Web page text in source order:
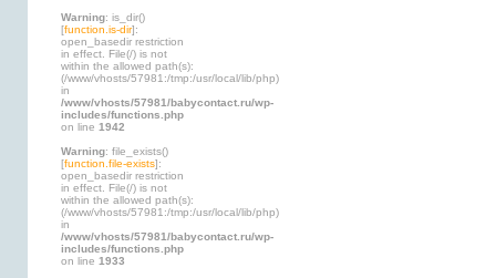
Warning: is_dir()
[function.is-dir]:
open_basedir restriction
in effect. File(/) is not
within the allowed path(s):
(/www/vhosts/57981:/tmp:/usr/local/lib/php)
in
/www/vhosts/57981/babycontact.ru/wp-
includes/functions.php
on line 1942
Warning: file_exists()
[function.file-exists]:
open_basedir restriction
in effect. File(/) is not
within the allowed path(s):
(/www/vhosts/57981:/tmp:/usr/local/lib/php)
in
/www/vhosts/57981/babycontact.ru/wp-
includes/functions.php
on line 1933